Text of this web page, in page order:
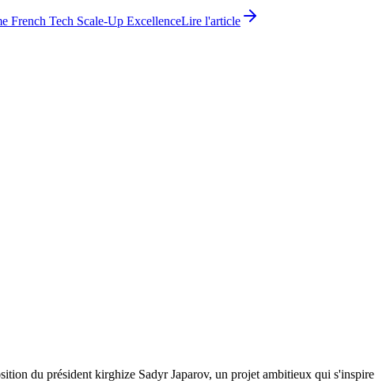
French Tech Scale-Up ExcellenceLire l'article
du président kirghize Sadyr Japarov, un projet ambitieux qui s'inspire